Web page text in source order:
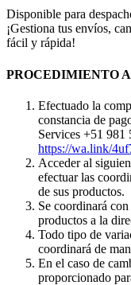
Disponible para
¡Gestiona tus envíos,
fácil y rápida!
PROCEDIMIENTO
Efectuado la
constancia de
Services +51 981
https://wa.link/
Acceder al
efectuar las
de sus productos.
Se coordinará
productos a la
Todo tipo de
coordinará de
En el caso de
proporcionado